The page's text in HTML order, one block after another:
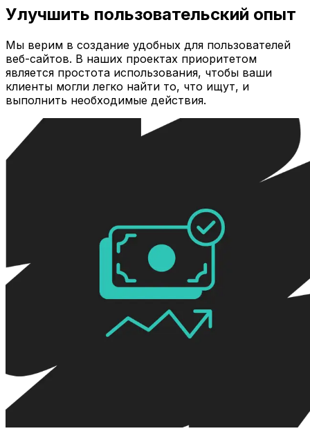
Улучшить пользовательский опыт
Мы верим в создание удобных для пользователей
веб-сайтов. В наших проектах приоритетом
является простота использования, чтобы ваши
клиенты могли легко найти то, что ищут, и
выполнить необходимые действия.